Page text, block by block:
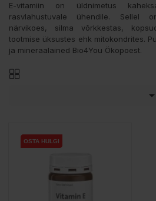
E-vitamiin on üldnimetus
rasvlahustuvale ühendile. Sellel
närvikoes, silma võrkkestas,
tootmise üksustes ehk mitokondrites.
ja mineraalained Bio4You Ökopoest.

OSTA HULGI
OSTA HULGI